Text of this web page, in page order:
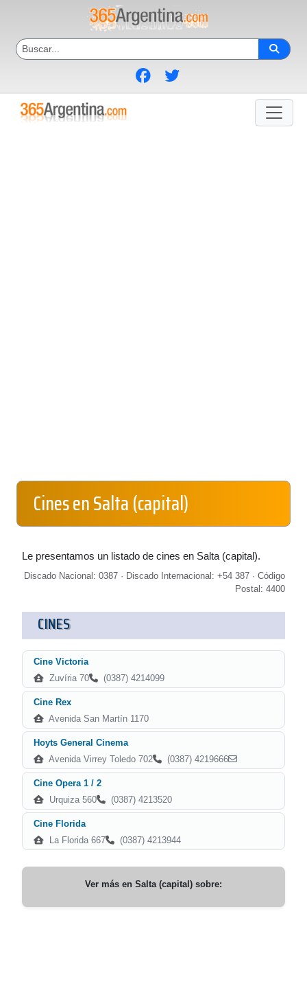
Cines en Salta (capital)
Le presentamos un listado de cines en Salta (capital).
Discado Nacional: 0387 · Discado Internacional: +54 387 · Código
Postal: 4400
CINES
Cine Victoria
Zuvíria 70
(0387) 4214099
Cine Rex
Avenida San Martín 1170
Hoyts General Cinema
Avenida Virrey Toledo 702
(0387) 4219666
Cine Opera 1 / 2
Urquiza 560
(0387) 4213520
Cine Florida
La Florida 667
(0387) 4213944
Ver más en Salta (capital) sobre: